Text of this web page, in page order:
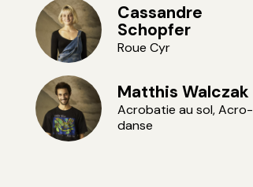
Cassandre
Schopfer
Roue Cyr
Matthis Walczak
Acrobatie au sol, Acro-
danse